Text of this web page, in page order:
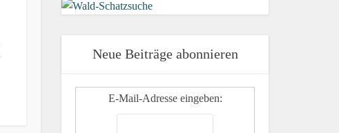
Neue Beiträge abonnieren
E-Mail-Adresse eingeben: